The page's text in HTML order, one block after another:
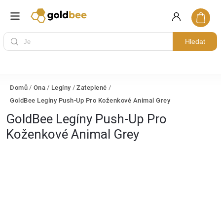
Hledat
Domů / Ona / Legíny / Zateplené /
GoldBee Legíny Push-Up Pro Koženkové Animal Grey
GoldBee Legíny Push-Up Pro
Koženkové Animal Grey